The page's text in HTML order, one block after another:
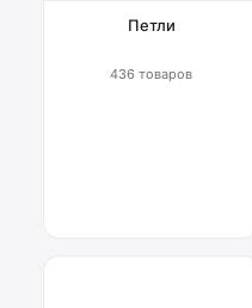
Петли
436 товаров